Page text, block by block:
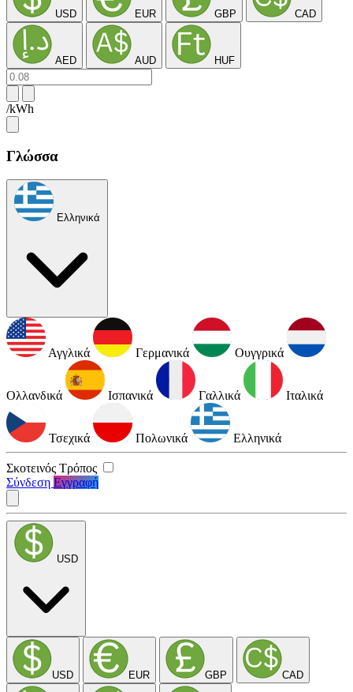
USD EUR GBP CAD
AED AUD HUF
/kWh
Γλώσσα
Ελληνικά
Αγγλικά Γερμανικά Ουγγρικά
Ολλανδικά Ισπανικά Γαλλικά Ιταλικά
Τσεχικά Πολωνικά Ελληνικά
Σκοτεινός Τρόπος
Σύνδεση Εγγραφή
USD
USD EUR GBP CAD